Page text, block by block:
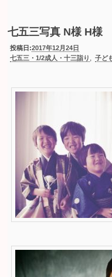
七五三写真 N様 H様
投稿日:2017年12月24日
七五三・1/2成人・十三詣り , 子ど